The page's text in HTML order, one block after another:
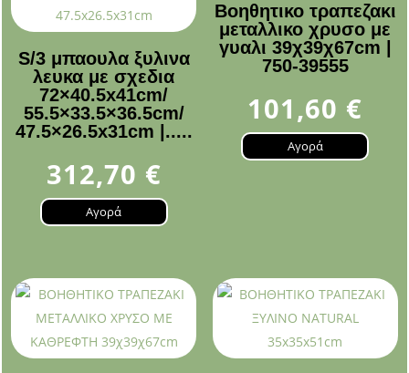
S/3 μπαουλα ξυλινα
λευκα με σχεδια
72×40.5x41cm/
55.5×33.5×36.5cm/
47.5×26.5x31cm |.....
312,70 €
Αγορά
Βοηθητικο τραπεζακι
μεταλλικο χρυσο με
γυαλι 39χ39χ67cm |
750-39555
101,60 €
Αγορά